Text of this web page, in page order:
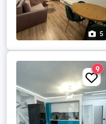
5
9